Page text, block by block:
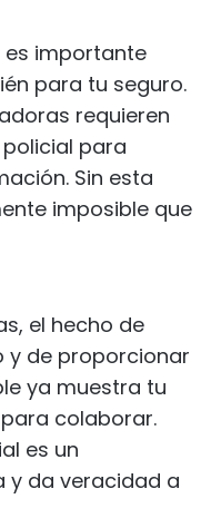
es importante
para tu seguro.
requieren
para
Sin esta
imposible que
el hecho de
y de proporcionar
ya muestra tu
colaborar.
es un
y da veracidad a